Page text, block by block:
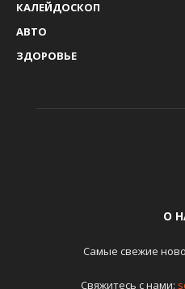
КАЛЕЙДОСКОП
АВТО
ЗДОРОВЬЕ
О
Самые свежие
Свяжитесь с нами: